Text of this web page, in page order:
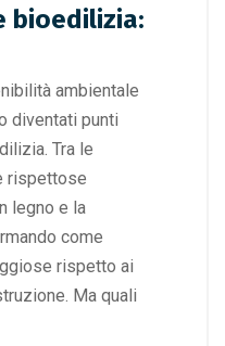
bioedilizia:
ambientale
diventati punti
Tra le
rispettose
legno e la
come
rispetto ai
Ma quali